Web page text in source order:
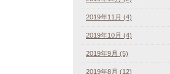
2019年11月 (4)
2019年10月 (4)
2019年9月 (5)
2019年8月 (12)